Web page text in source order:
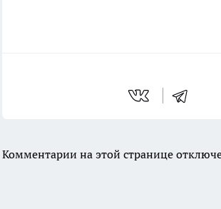
Комментарии на этой странице